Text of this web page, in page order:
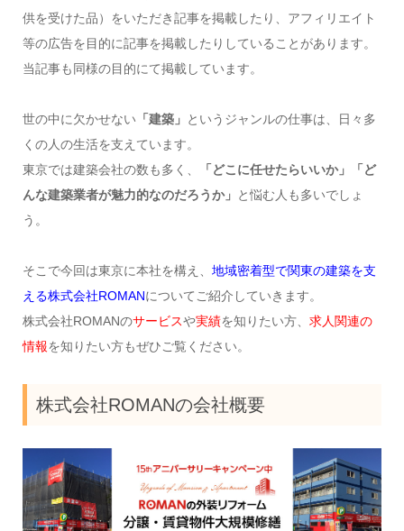
供を受けた品）をいただき記事を掲載したり、アフィリエイト
等の広告を目的に記事を掲載したりしていることがあります。
当記事も同様の目的にて掲載しています。
世の中に欠かせない 「建築」 というジャンルの仕事は、日々多
くの人の生活を支えています。
東京では建築会社の数も多く、
「どこに任せたらいいか」「ど
んな建築業者が魅力的なのだろうか」 と悩む人も多いでしょ
う。
そこで今回は東京に本社を構え、 地域密着型で関東の建築を支
える株式会社ROMANについてご紹介していきます。
株式会社ROMANのサービスや実績を知りたい方、 求人関連の
情報を知りたい方もぜひご覧ください。
株式会社ROMANの会社概要